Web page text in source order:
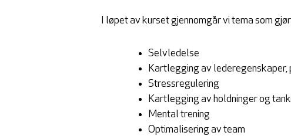
I løpet av kurset gjennomgår vi tema som
Selvledelse
Kartlegging av
Stressregulering
Kartlegging av holdninger og
Mental trening
Optimalisering av team